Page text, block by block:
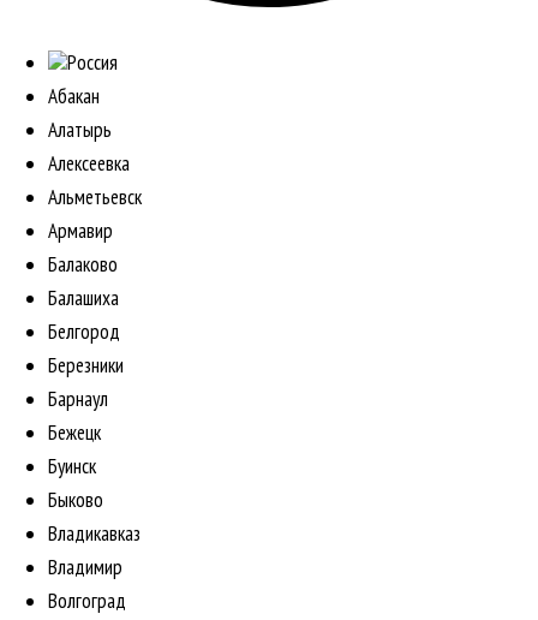
Россия
Абакан
Алатырь
Алексеевка
Альметьевск
Армавир
Балаково
Балашиха
Белгород
Березники
Барнаул
Бежецк
Буинск
Быково
Владикавказ
Владимир
Волгоград